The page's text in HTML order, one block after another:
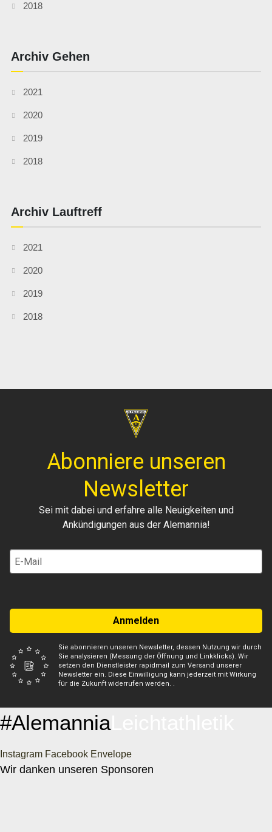
2018
Archiv Gehen
2021
2020
2019
2018
Archiv Lauftreff
2021
2020
2019
2018
Abonniere unseren
Newsletter
Sei mit dabei und erfahre alle Neuigkeiten und
Ankündigungen aus der Alemannia!
Anmelden
Sie abonnieren unseren Newsletter, dessen Nutzung wir durch
Sie analysieren (Messung der Öffnung und Linkklicks). Wir
setzen den Dienstleister rapidmail zum Versand unserer
Newsletter ein. Diese Einwilligung kann jederzeit mit Wirkung
für die Zukunft widerrufen werden. .
#AlemanniaLeichtathletik
Instagram Facebook Envelope
Wir danken unseren Sponsoren